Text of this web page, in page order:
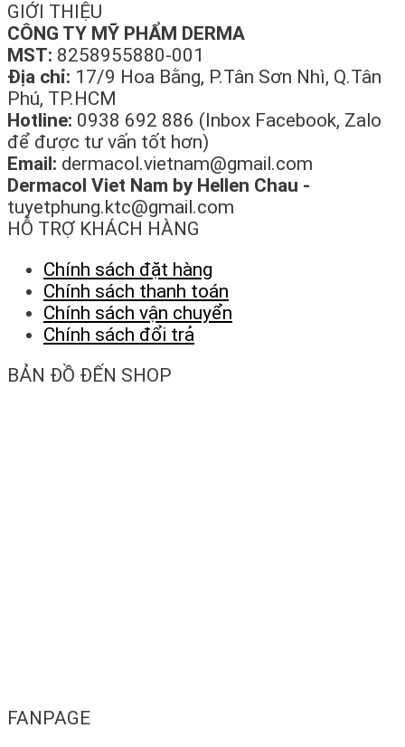
GIỚI THIỆU
CÔNG TY MỸ PHẨM DERMA
MST: 8258955880-001
Địa chỉ: 17/9 Hoa Bằng, P.Tân Sơn Nhì, Q.Tân
Phú, TP.HCM
Hotline: 0938 692 886 (Inbox Facebook, Zalo
để được tư vấn tốt hơn)
Email: dermacol.vietnam@gmail.com
Dermacol Viet Nam by Hellen Chau -
tuyetphung.ktc@gmail.com
HỖ TRỢ KHÁCH HÀNG
Chính sách đặt hàng
Chính sách thanh toán
Chính sách vận chuyển
Chính sách đổi trả
BẢN ĐỒ ĐẾN SHOP
FANPAGE